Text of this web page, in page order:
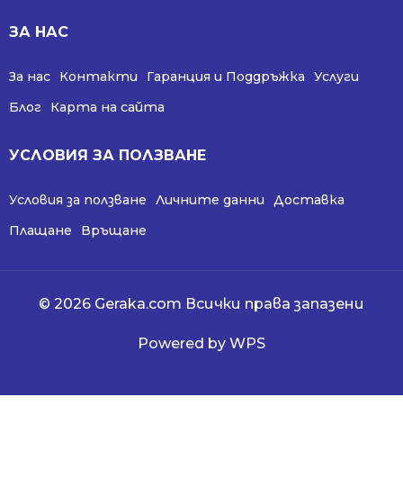
ЗА НАС
За нас Контакти Гаранция и Поддръжка
Услуги
Блог
Карта на сайта
УСЛОВИЯ ЗА ПОЛЗВАНЕ
Условия за ползване Личните данни
Доставка
Плащане
Връщане
© 2026 Geraka.com Всички права запазени
Powered by WPS